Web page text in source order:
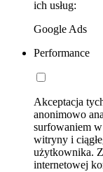
ich usług:
Google Ads
Performance
Akceptacja
anonimowo
surfowaniem
witryny i
użytkownika.
internetowej